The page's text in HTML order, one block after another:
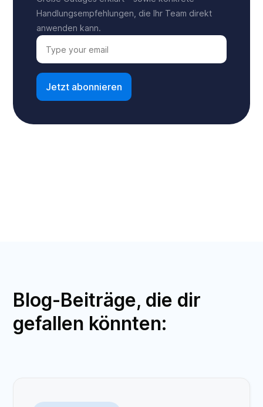
Handlungsempfehlungen, die Ihr Team direkt
anwenden kann.
Blog-Beiträge, die dir
gefallen könnten: